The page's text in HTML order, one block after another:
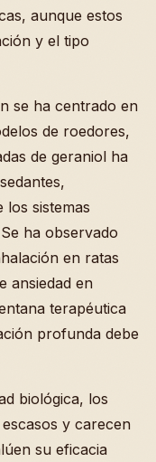
aunque estos
y el tipo
se ha centrado en
de roedores,
de geraniol ha
los sistemas
ha observado
en ratas
ansiedad en
terapéutica
profunda debe
biológica, los
y carecen
su eficacia